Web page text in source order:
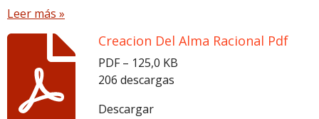
Leer más »
Creacion Del Alma Racional Pdf
PDF – 125,0 KB
206 descargas
Descargar